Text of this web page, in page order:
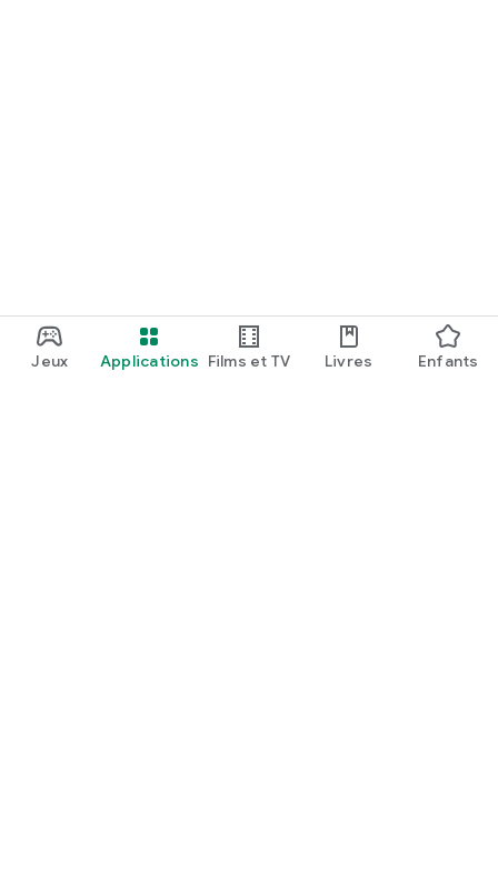
Jeux Applications Films et TV Livres Enfants